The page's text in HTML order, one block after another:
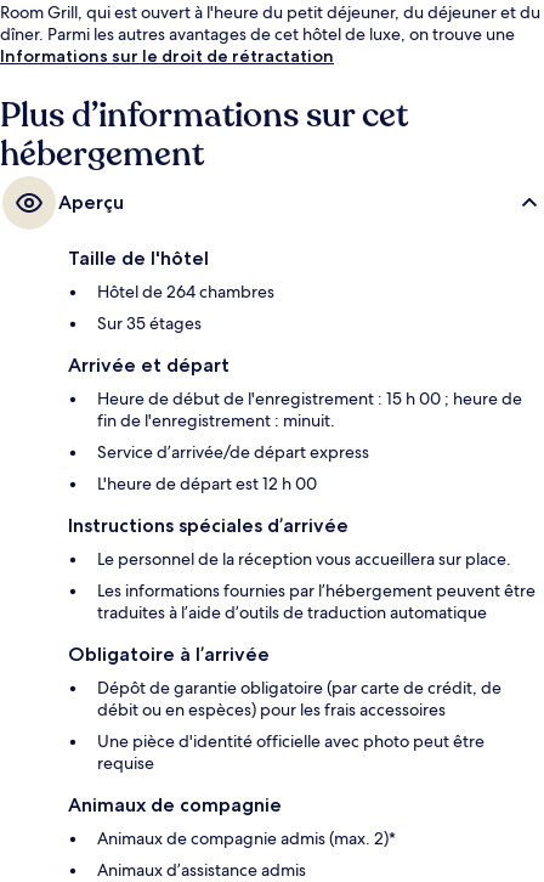
Room Grill, qui est ouvert à l'heure du petit déjeuner, du déjeuner et du
dîner. Parmi les autres avantages de cet hôtel de luxe, on trouve une
piscine couverte, un bar / salon et un centre de remise en forme, l'idéal
bien en ce qui concerne le personnel attentionné. Les transports publics
se situent à une courte distance à pied : Station de métro Şişli est à 6
min et Station de métro Caglayan, à 14 min.
Informations sur le droit de rétractation
Plus d’informations sur cet
hébergement
Aperçu
Taille de l'hôtel
Hôtel de 264 chambres
Sur 35 étages
Arrivée et départ
Heure de début de l'enregistrement : 15 h 00 ; heure de
fin de l'enregistrement : minuit.
Service d’arrivée/de départ express
L'heure de départ est 12 h 00
Instructions spéciales d’arrivée
Le personnel de la réception vous accueillera sur place.
Les informations fournies par l’hébergement peuvent être
traduites à l’aide d’outils de traduction automatique
Obligatoire à l’arrivée
Dépôt de garantie obligatoire (par carte de crédit, de
débit ou en espèces) pour les frais accessoires
Une pièce d'identité officielle avec photo peut être
requise
Animaux de compagnie
Animaux de compagnie admis (max. 2)*
Animaux d’assistance admis